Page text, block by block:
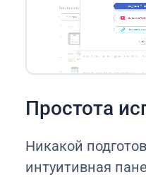
Простота
Никакой
интуитивная